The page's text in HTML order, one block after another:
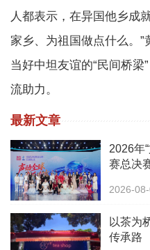
人都表示，在异国他乡成
家乡、为祖国做点什么。
当好中坦友谊的“民间桥梁
流助力。
最新文章
2026年
赛总决
2026-
以茶为
传承路